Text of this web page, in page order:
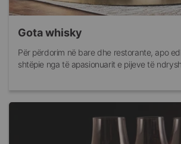
Gota whisky
Për përdorim në bare dhe restorante, apo
shtëpie nga të apasionuarit e pijeve të